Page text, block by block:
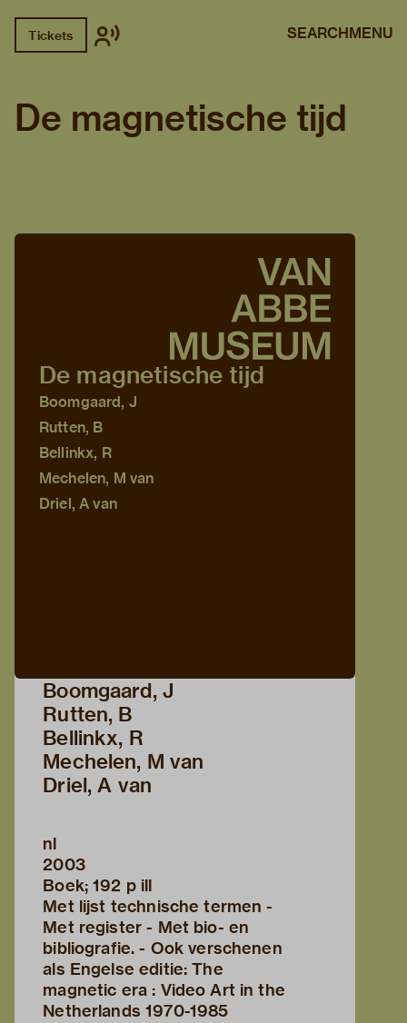
Tickets SEARCHMENU
De magnetische tijd
De magnetische tijd
Boomgaard, J
Rutten, B
Bellinkx, R
Mechelen, M van
Driel, A van
Boomgaard, J
Rutten, B
Bellinkx, R
Mechelen, M van
Driel, A van
nl
2003
Boek; 192 p ill
Met lijst technische termen -
Met register - Met bio- en
bibliografie. - Ook verschenen
als Engelse editie: The
magnetic era : Video Art in the
Netherlands 1970-1985